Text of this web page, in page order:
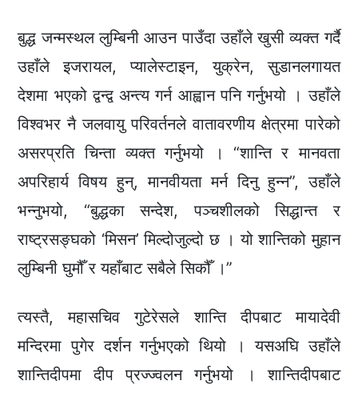
बुद्ध जन्मस्थल लुम्बिनी आउन पाउँदा उहाँले खुसी व्यक्त गर्दै
उहाँले इजरायल, प्यालेस्टाइन, युक्रेन, सुडानलगायत
देशमा भएको द्वन्द्व अन्त्य गर्न आह्वान पनि गर्नुभयो । उहाँले
विश्वभर नै जलवायु परिवर्तनले वातावरणीय क्षेत्रमा पारेको
असरप्रति चिन्ता व्यक्त गर्नुभयो । “शान्ति र मानवता
अपरिहार्य विषय हुन्, मानवीयता मर्न दिनु हुन्न”, उहाँले
भन्नुभयो, “बुद्धका सन्देश, पञ्चशीलको सिद्धान्त र
राष्ट्रसङ्घको ‘मिसन’ मिल्दोजुल्दो छ । यो शान्तिको मुहान
लुम्बिनी घुमौँ र यहाँबाट सबैले सिकौँ ।”
त्यस्तै, महासचिव गुटेरेसले शान्ति दीपबाट मायादेवी
मन्दिरमा पुगेर दर्शन गर्नुभएको थियो । यसअघि उहाँले
शान्तिदीपमा दीप प्रज्ज्वलन गर्नुभयो । शान्तिदीपबाट